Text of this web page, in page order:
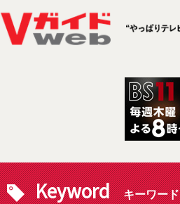
Keyword キーワード